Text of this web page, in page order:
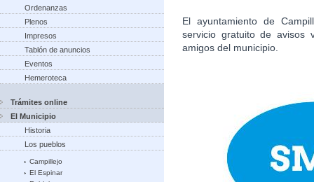
Ordenanzas
Plenos
Impresos
Tablón de anuncios
Eventos
Hemeroteca
Trámites online
El Municipio
Historia
Los pueblos
Campillejo
El Espinar
El ayuntamiento de
servicio gratuito de
amigos del municipio.